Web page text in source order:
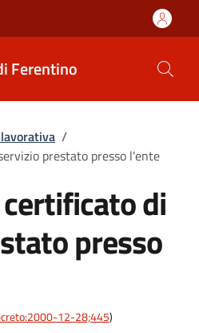
Ferentino
/
prestato presso l'ente
di
presso
12-28;445)